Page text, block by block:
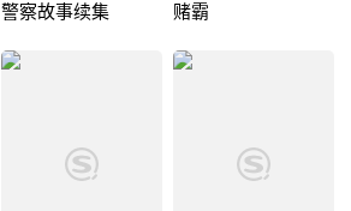
警察故事续集 赌霸